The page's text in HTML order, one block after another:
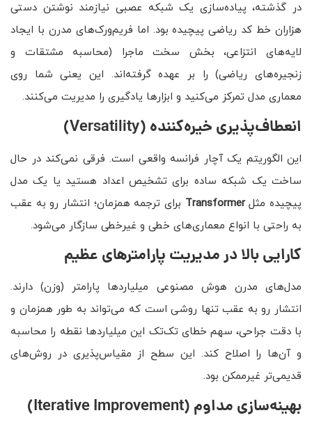
در گذشته، پیاده‌سازی یک شبکه عصبی نیازمند نوشتن دستی
هزاران خط کد ریاضی پیچیده بود. اما فریم‌ورک‌های مدرن با ایجاد
لایه‌های انتزاعی، بخش سخت ماجرا (محاسبه مشتقات و
زنجیره‌های ریاضی) را بر عهده گرفته‌اند. این یعنی شما روی
معماری مدل تمرکز می‌کنید و ابزارها یادگیری را مدیریت می‌کنند.
انعطاف‌پذیری خیره‌کننده (Versatility)
این الگوریتم یک آچار فرانسه واقعی است. فرقی نمی‌کند در حال
ساخت یک شبکه ساده برای تشخیص اعداد هستید یا یک مدل
پیچیده مثلTransformer برای ترجمه همزمان؛ انتشار رو به عقب
به راحتی با انواع معماری‌های خطی و غیرخطی سازگار می‌شود.
کارایی بالا در مدیریت پارامترهای عظیم
مدل‌های مدرن هوش مصنوعی میلیاردها پارامتر (وزن) دارند.
انتشار رو به عقب تنها روشی است که می‌تواند به طور همزمان و
با دقت جراحی، سهم خطای تک‌تک این میلیاردها نقطه را محاسبه
و آن‌ها را اصلاح کند. این سطح از مقیاس‌پذیری در روش‌های
قدیمی‌تر غیرممکن بود.
بهینه‌سازی مداوم (Iterative Improvement)